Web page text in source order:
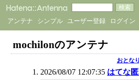
アンテナ シンプル ユーザー登録 ログイン
mochilonのアンテナ
おとな
2026/08/07 12:07:35 はてな